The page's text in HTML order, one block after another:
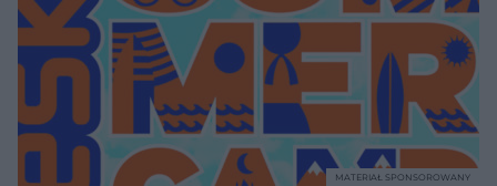
MATERIAŁ SPONSOROWANY